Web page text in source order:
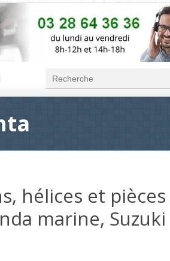
Formulaire de
hélices et pièces
marine, Suzuki